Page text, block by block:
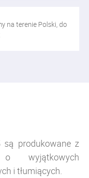
na terenie Polski, do
są produkowane z
o wyjątkowych
i tłumiących.